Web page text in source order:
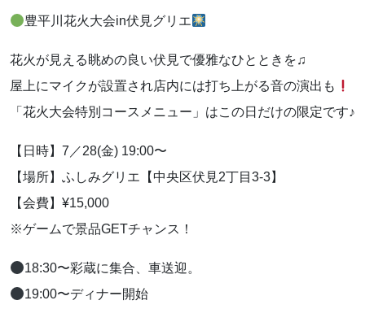
豊平川花火大会in伏見グリエ
花火が見える眺めの良い伏見で優雅なひとときを♫
屋上にマイクが設置され店内には打ち上がる音の演出も
「花火大会特別コースメニュー」はこの日だけの限定です♪
【日時】7／28(金) 19:00〜
【場所】ふしみグリエ【中央区伏見2丁目3-3】
【会費】¥15,000
※ゲームで景品GETチャンス！
18:30〜彩蔵に集合、車送迎。
19:00〜ディナー開始